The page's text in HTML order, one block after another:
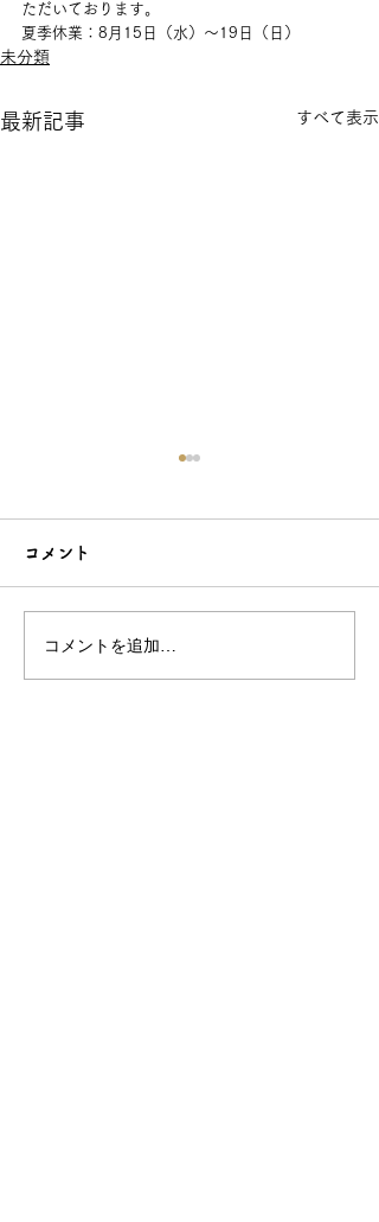
ただいております。
夏季休業：8月15日（水）〜19日（日）
未分類
最新記事 すべて表示
シンプルだけどエレガン
コメント
コメントを追加…